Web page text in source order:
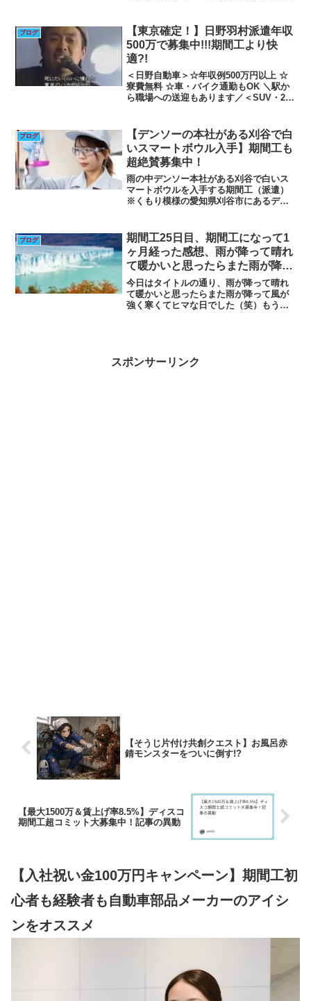
り付ける作業株式会社日本ケイテム 未
経験でも安心！...
ブログ
【東京確定！】日野羽村派遣年収
500万で募集中!!!期間工より快
適?!
＜日野自動車＞☆年収例500万円以上 ☆
寮費無料 ☆車・バイク通勤もOK ＼駅か
ら職場への送迎もあります／＜SUV・2t
の他製造・工場系仕事内容◆◇応募から1
週間以内に...
ブログ
【デンソーの本社がある刈谷で白
いスマートボウル入手】期間工も
超絶賛募集中！
雨の中デンソー本社がある刈谷で白いス
マートボウルを入手する期間工（派遣）
※くもり模様の愛知県刈谷市にあるデン
を終えて1日休んでまた夜勤連勤フル残業
予定の突発異動多能工の...
ブログ
期間工25日目、期間工になって1
ヶ月経った感想、雨が降って晴れ
て暖かいと思ったらまた雨が降っ
て風が強く寒くてヒマな日
今日はタイトルの通り、雨が降って晴れ
て暖かいと思ったらまた雨が降って風が
強く寒くてヒマな日でした（笑）もう休
スポンサーリンク
【そうじ片付け共創クエスト】お風呂赤
錆モンスターをついに倒す!?
【最大1500万＆賃上げ率8.5%】ディスコ
期間工超コミット大募集中！記事の異動
【入社祝い金100万円キャンペーン】期間工初
心者も経験者も自動車部品メーカーのアイシ
ンをオススメ